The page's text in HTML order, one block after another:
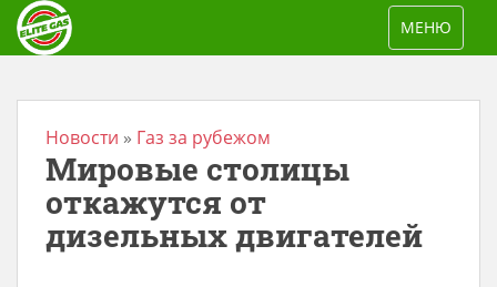
TOGGLE
МЕНЮ
Новости » Газ за рубежом
Мировые столицы
откажутся от
дизельных двигателей